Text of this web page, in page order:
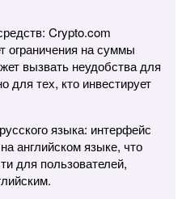
Crypto.com
ограничения на суммы
вызвать неудобства для
для тех, кто инвестирует
языка: интерфейс
английском языке, что
для пользователей,